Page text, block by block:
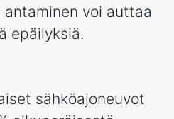
voi auttaa
epäilyksiä.
sähköajoneuvot